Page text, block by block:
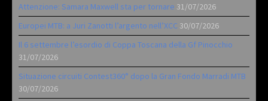
Attenzione: Samara Maxwell sta per tornare 31/07/2026
Europei MTB: a Juri Zanotti l’argento nell’XCC 30/07/2026
Il 6 settembre l’esordio di Coppa Toscana della Gf Pinocchio
31/07/2026
Situazione circuiti Contest360° dopo la Gran Fondo Marradi MTB
30/07/2026